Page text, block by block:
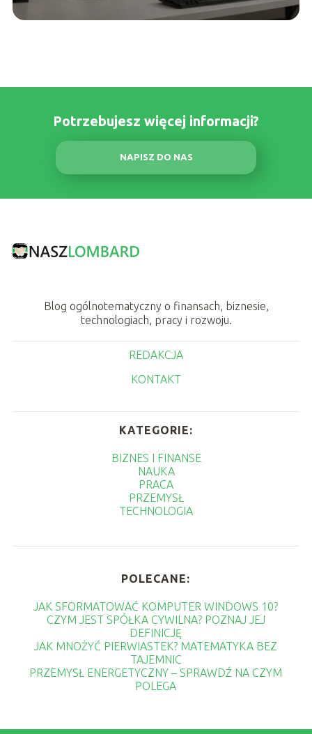
Potrzebujesz więcej informacji?
NAPISZ DO NAS
Blog ogólnotematyczny o finansach, biznesie,
technologiach, pracy i rozwoju.
REDAKCJA
KONTAKT
KATEGORIE:
BIZNES I FINANSE
NAUKA
PRACA
PRZEMYSŁ
TECHNOLOGIA
POLECANE:
JAK SFORMATOWAĆ KOMPUTER WINDOWS 10?
CZYM JEST SPÓŁKA CYWILNA? POZNAJ JEJ
DEFINICJĘ
JAK MNOŻYĆ PIERWIASTEK? MATEMATYKA BEZ
TAJEMNIC
PRZEMYSŁ ENERGETYCZNY – SPRAWDŹ NA CZYM
POLEGA